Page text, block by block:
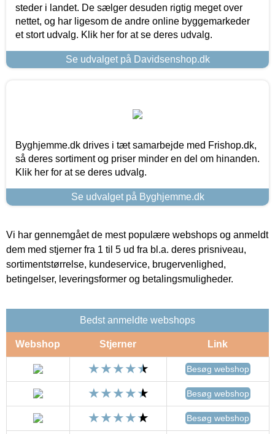
steder i landet. De sælger desuden rigtig meget over
nettet, og har ligesom de andre online byggemarkeder
et stort udvalg. Klik her for at se deres udvalg.
Se udvalget på Davidsenshop.dk
Byghjemme.dk drives i tæt samarbejde med Frishop.dk,
så deres sortiment og priser minder en del om hinanden.
Klik her for at se deres udvalg.
Se udvalget på Byghjemme.dk
Vi har gennemgået de mest populære webshops og anmeldt
dem med stjerner fra 1 til 5 ud fra bl.a. deres prisniveau,
sortimentstørrelse, kundeservice, brugervenlighed,
betingelser, leveringsformer og betalingsmuligheder.
Bedst anmeldte webshops
Webshop Stjerner Link
Besøg webshop
Besøg webshop
Besøg webshop